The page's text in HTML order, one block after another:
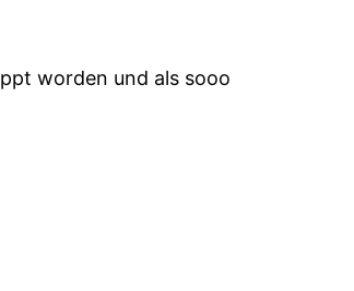
worden und als sooo